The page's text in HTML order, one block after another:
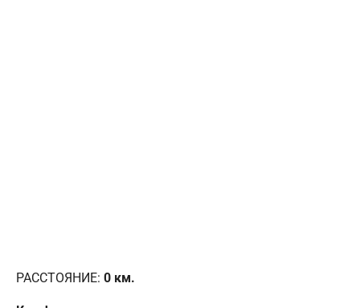
РАССТОЯНИЕ: 0 км.